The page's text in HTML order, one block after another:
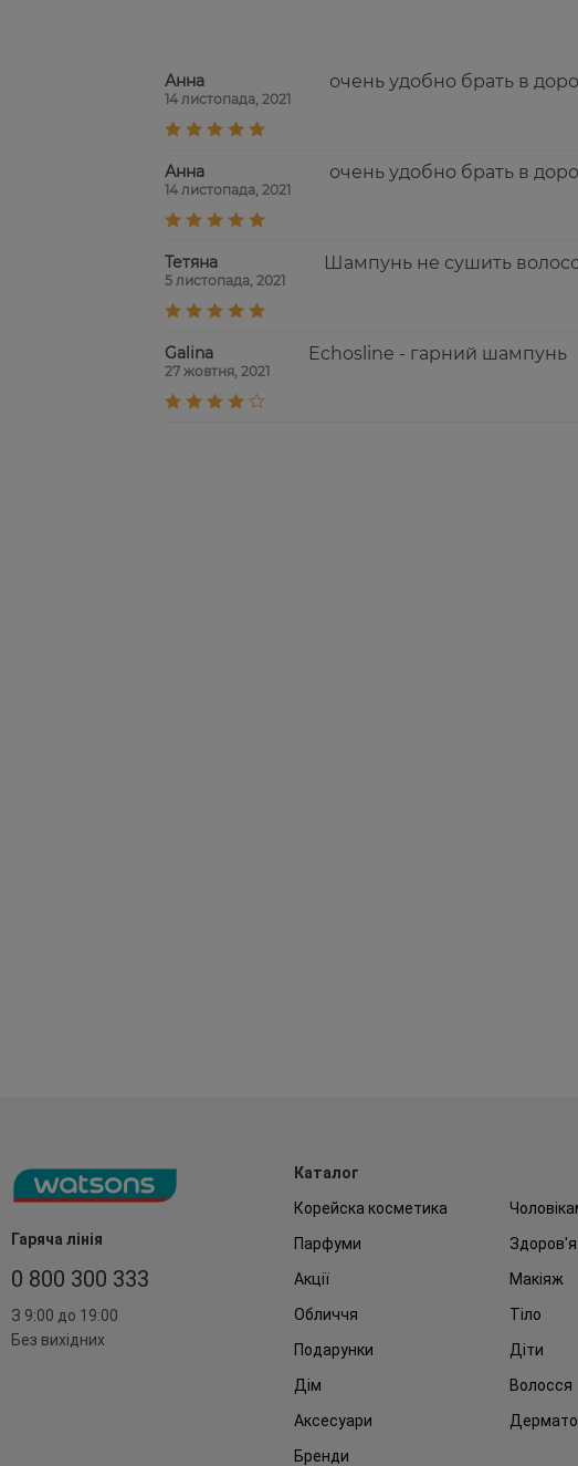
Анна
14 листопада, 2021
очень удобно брать в
Анна
14 листопада, 2021
очень удобно брать в
Тетяна
5 листопада, 2021
Шампунь не сушить
Galina
27 жовтня, 2021
Echosline - гарний шампунь
Гаряча лінія
0 800 300 333
З 9:00 до 19:00
Без вихідних
Каталог
Корейска косметика
Парфуми
Здоров'я
Акції
Макіяж
Обличчя
Тіло
Подарунки
Діти
Дім
Волосся
Аксесуари
Бренди